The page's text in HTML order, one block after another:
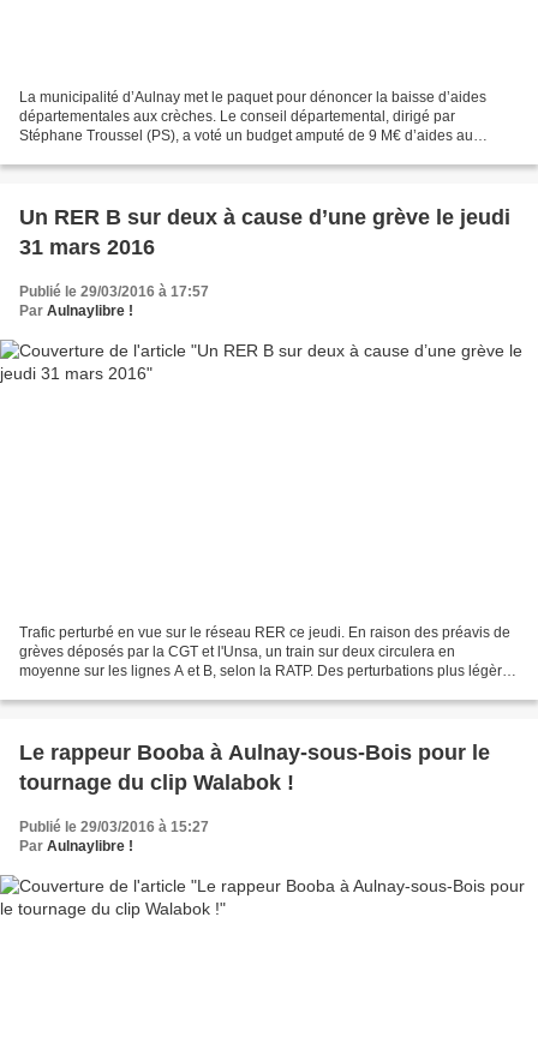
La municipalité d’Aulnay met le paquet pour dénoncer la baisse d’aides
départementales aux crèches. Le conseil départemental, dirigé par
Stéphane Troussel (PS), a voté un budget amputé de 9 M€ d’aides au
Un RER B sur deux à cause d’une grève le jeudi
31 mars 2016
Publié le 29/03/2016 à 17:57
Par Aulnaylibre !
Trafic perturbé en vue sur le réseau RER ce jeudi. En raison des préavis de
grèves déposés par la CGT et l'Unsa, un train sur deux circulera en
moyenne sur les lignes A et B, selon la RATP. Des perturbations plus légères
Le rappeur Booba à Aulnay-sous-Bois pour le
tournage du clip Walabok !
Publié le 29/03/2016 à 15:27
Par Aulnaylibre !